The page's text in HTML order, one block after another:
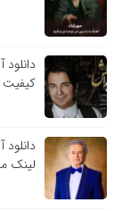
کیفیت ۳۲۰
لینک